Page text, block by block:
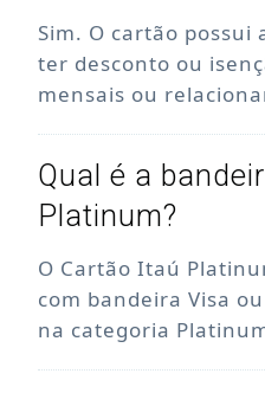
Sim. O cartão possui
ter desconto ou
mensais ou
Qual é a
Platinum?
O Cartão Itaú
com bandeira Visa
na categoria